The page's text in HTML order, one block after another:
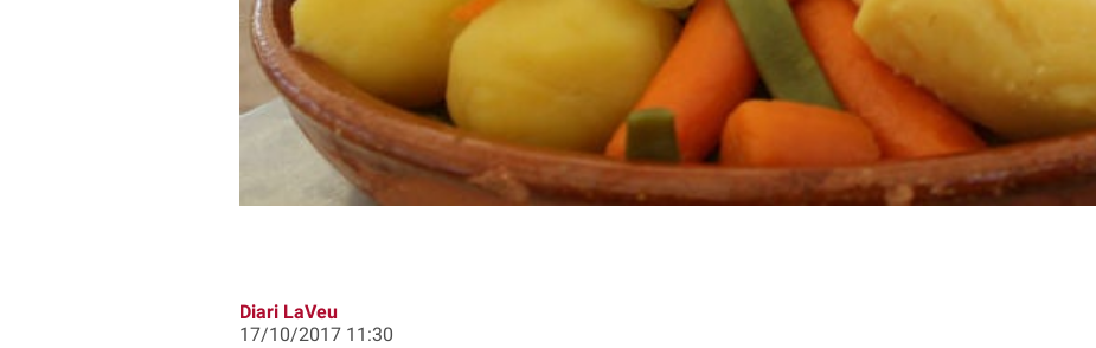
Diari LaVeu
17/10/2017 11:30